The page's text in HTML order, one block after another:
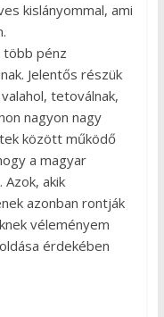
kislányommal, ami
több pénz
Jelentős részük
tetoválnak,
nagyon nagy
között működő
a magyar
akik
azonban rontják
véleményem
érdekében